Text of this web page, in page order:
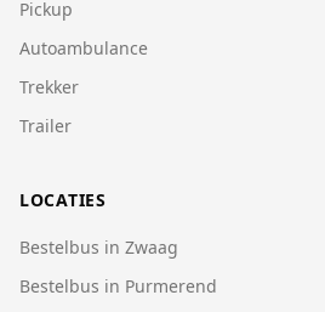
Pickup
Autoambulance
Trekker
Trailer
LOCATIES
Bestelbus in Zwaag
Bestelbus in Purmerend